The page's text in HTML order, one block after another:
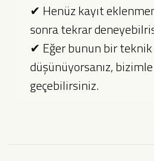
✔ Henüz kayıt
sonra tekrar
✔ Eğer bunun bir
düşünüyorsanız,
geçebilirsiniz.